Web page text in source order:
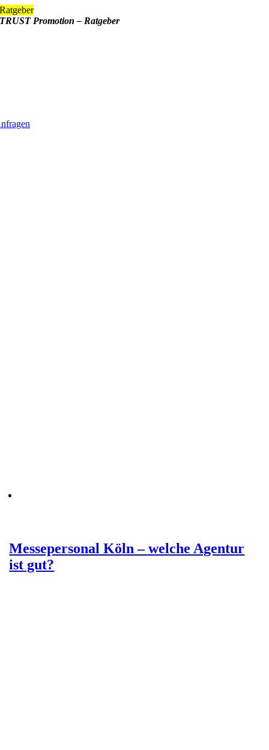
Zum
Inhalt
Ratgeber
TRUST Promotion – Ratgeber
Messepersonal Köln – welche Agentur
ist gut?